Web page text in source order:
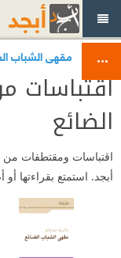
مقهى الشباب
اقتباسات
الضائع
اقتباسات ومقتطفات من
أبجد. استمتع بقراءتها